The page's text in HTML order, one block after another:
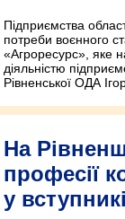
Підприємства
потреби воєнного
«Агроресурс», яке
діяльністю
Рівненської ОДА
На
професії
у